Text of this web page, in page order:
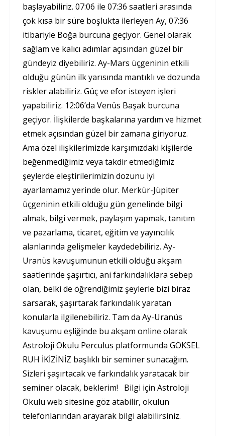
başlayabiliriz. 07:06 ile 07:36 saatleri arasında
çok kısa bir süre boşlukta ilerleyen Ay, 07:36
itibariyle Boğa burcuna geçiyor. Genel olarak
sağlam ve kalıcı adımlar açısından güzel bir
gündeyiz diyebiliriz. Ay-Mars üçgeninin etkili
olduğu günün ilk yarısında mantıklı ve dozunda
riskler alabiliriz. Güç ve efor isteyen işleri
yapabiliriz. 12:06’da Venüs Başak burcuna
geçiyor. İlişkilerde başkalarına yardım ve hizmet
etmek açısından güzel bir zamana giriyoruz.
Ama özel ilişkilerimizde karşımızdaki kişilerde
beğenmediğimiz veya takdir etmediğimiz
şeylerde eleştirilerimizin dozunu iyi
ayarlamamız yerinde olur. Merkür-Jüpiter
üçgeninin etkili olduğu gün genelinde bilgi
almak, bilgi vermek, paylaşım yapmak, tanıtım
ve pazarlama, ticaret, eğitim ve yayıncılık
alanlarında gelişmeler kaydedebiliriz. Ay-
Uranüs kavuşumunun etkili olduğu akşam
saatlerinde şaşırtıcı, ani farkındalıklara sebep
olan, belki de öğrendiğimiz şeylerle bizi biraz
sarsarak, şaşırtarak farkındalık yaratan
konularla ilgilenebiliriz. Tam da Ay-Uranüs
kavuşumu eşliğinde bu akşam online olarak
Astroloji Okulu Perculus platformunda GÖKSEL
RUH İKİZİNİZ başlıklı bir seminer sunacağım.
Sizleri şaşırtacak ve farkındalık yaratacak bir
seminer olacak, beklerim! Bilgi için Astroloji
Okulu web sitesine göz atabilir, okulun
telefonlarından arayarak bilgi alabilirsiniz.